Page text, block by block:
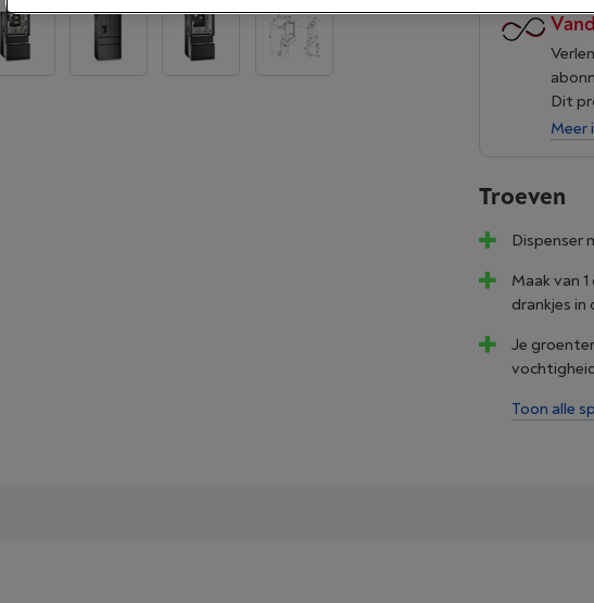
Dit
Meer
Troeven
Dispenser
Maak van
drankjes in
Je
Toon alle